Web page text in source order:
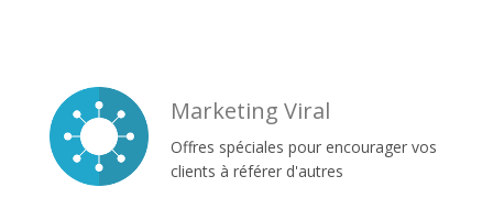
Marketing Viral
Offres spéciales pour encourager vos
clients à référer d'autres